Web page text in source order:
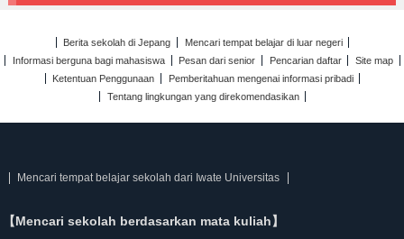
Berita sekolah di Jepang
Mencari tempat belajar di luar negeri
Informasi berguna bagi mahasiswa
Pesan dari senior Pencarian daftar
Site map
Ketentuan Penggunaan
Pemberitahuan mengenai informasi pribadi
Tentang lingkungan yang direkomendasikan
Mencari tempat belajar sekolah dari Iwate Universitas
【Mencari sekolah berdasarkan mata kuliah】